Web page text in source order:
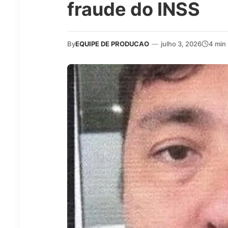
fraude do INSS
ByEQUIPE DE PRODUCAO — julho 3, 2026 4 min